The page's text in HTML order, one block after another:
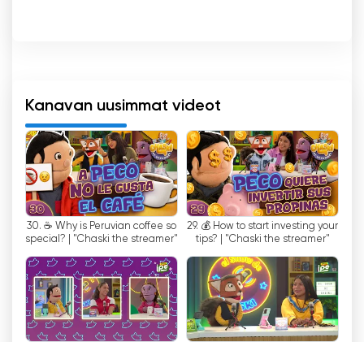
päätavoitteena on tarjota lapsille ja nuorille
luovuuttaan, kriittistä tietoisuuttaan ja
perulaisen kulttuurin tuntemusta.
Canal IPe tarjoaa monenlaista ohjelmaa
viihteestä opetussisältöön. Ohjelmat on jaettu
neljään luokkaan: Pelit ja haasteet, oppiminen,
viihde ja dokumentit. Ohjelmia voi katsoa sekä
suorana lähetyksenä että tilauksesta lähetetyn
televisiosignaalin tai Internetin kautta.
Lapset ja nuoret voivat nauttia Canal IPen
sisällöstä myös ilmaisen mobiilisovelluksen
Kanavan uusimmat videot
30. ☕ Why is Peruvian coffee so
special? | "Chaski the streamer"
29. 💰 How to start investing your
tips? | "Chaski the streamer"